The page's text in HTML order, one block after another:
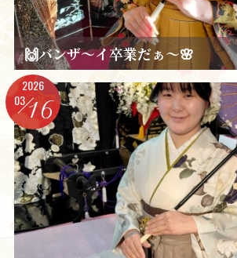
🙌バンザ～イ卒業だぁ～🌸
2026
0316